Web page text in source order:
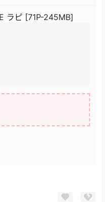
ラピ [71P-245MB]